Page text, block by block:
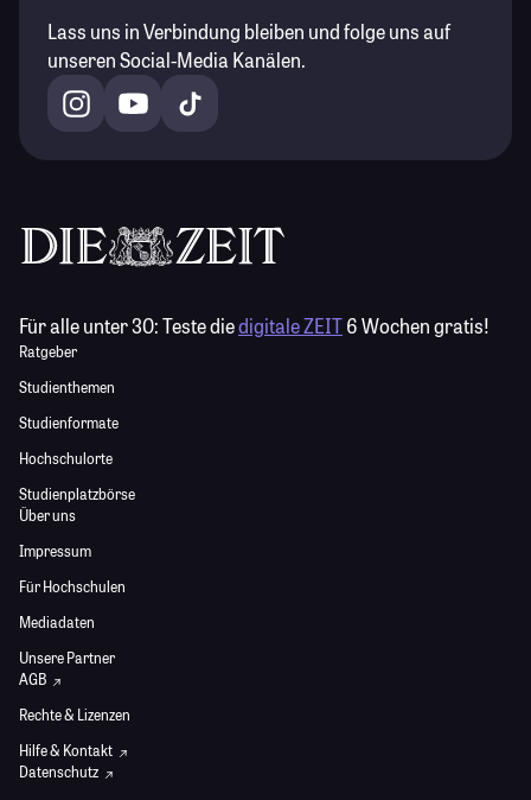
Lass uns in Verbindung bleiben und folge uns auf
unseren Social-Media Kanälen.
Für alle unter 30:Teste diedigitale ZEIT6 Wochen gratis!
Ratgeber
Studienthemen
Studienformate
Hochschulorte
Studienplatzbörse
Über uns
Impressum
Für Hochschulen
Mediadaten
Unsere Partner
AGB
Rechte & Lizenzen
Hilfe & Kontakt
Datenschutz